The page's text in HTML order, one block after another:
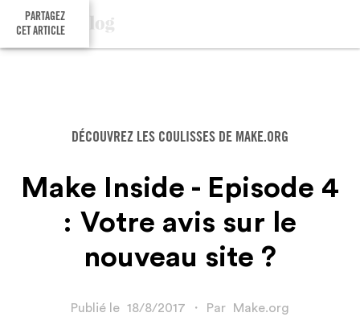
PARTAGEZ
CET ARTICLE
DÉCOUVREZ LES COULISSES DE MAKE.ORG
Make Inside - Episode 4
: Votre avis sur le
nouveau site ?
Publié le 18/8/2017 ・ Par Make.org